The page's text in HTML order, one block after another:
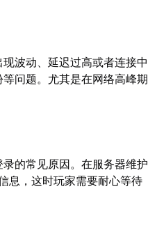
波动、延迟过高或者连接中
问题。尤其是在网络高峰期
的常见原因。在服务器维护
息，这时玩家需要耐心等待